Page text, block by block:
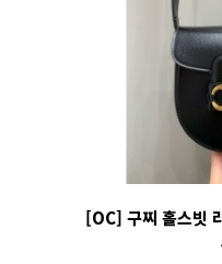
[OC] 구찌 홀스빗